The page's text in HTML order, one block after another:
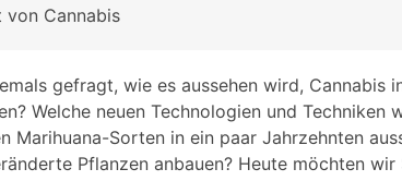
von Cannabis
gefragt, wie es aussehen wird, Cannabis
Welche neuen Technologien und Techniken
Marihuana-Sorten in ein paar Jahrzehnten
Pflanzen anbauen? Heute möchten wir